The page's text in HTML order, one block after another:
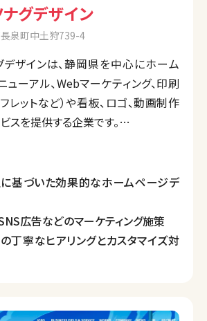
グデザイン
泉町中土狩739-4
ザインは、静岡県を中心にホーム
ューアル、Webマーケティング、印刷
レットなど）や看板、ロゴ、動画制作
スを提供する企業です。
ンストップでの対応を強みとしてい
トの課題解決に向けたプランニングや
ィブ提案が得意です。
基づいた効果的なホームページデ
広告などのマーケティング施策
丁寧なヒアリングとカスタマイズ対